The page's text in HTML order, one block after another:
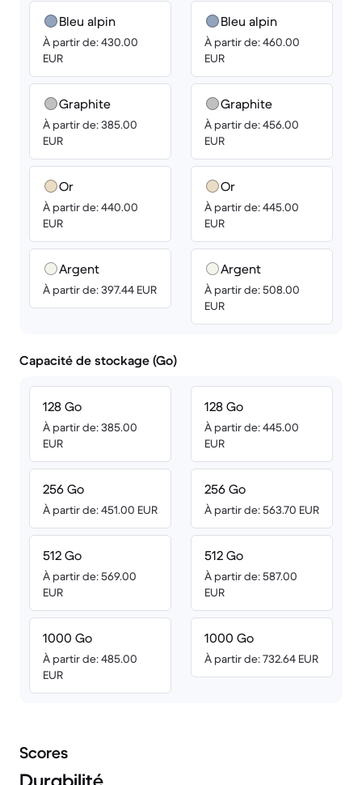
Bleu alpin
À partir de: 430.00
EUR
Graphite
À partir de: 385.00
EUR
Or
À partir de: 440.00
EUR
Argent
À partir de: 397.44 EUR
Bleu alpin
À partir de: 460.00
EUR
Graphite
À partir de: 456.00
EUR
Or
À partir de: 445.00
EUR
Argent
À partir de: 508.00
EUR
Capacité de stockage (Go)
128 Go
À partir de: 385.00
EUR
256 Go
À partir de: 451.00 EUR
512 Go
À partir de: 569.00
EUR
1000 Go
À partir de: 485.00
EUR
128 Go
À partir de: 445.00
EUR
256 Go
À partir de: 563.70 EUR
512 Go
À partir de: 587.00
EUR
1000 Go
À partir de: 732.64 EUR
Scores